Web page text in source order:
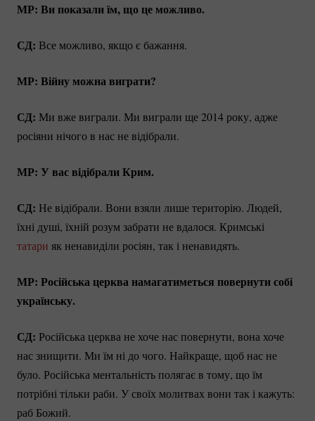
МР: Ви показали їм, що це можливо.
СД: Все можливо, якщо є бажання.
МР: Війну можна виграти?
СД: Ми вже виграли. Ми виграли ще 2014 року, адже
росіяни нічого в нас не відібрали.
МР: У вас відібрали Крим.
СД: Не відібрали. Вони взяли лише територію. Людей,
їхні душі, їхній розум забрати не вдалося. Кримські
татари як ненавиділи росіян, так і ненавидять.
МР: Російська церква намагатиметься повернути собі
українську.
СД: Російська церква не хоче нас повернути, вона хоче
нас знищити. Ми їм ні до чого. Найкраще, щоб нас не
було. Російська ментальність полягає в тому, що їм
потрібні тільки раби. У своїх молитвах вони так і кажуть:
раб Божий.